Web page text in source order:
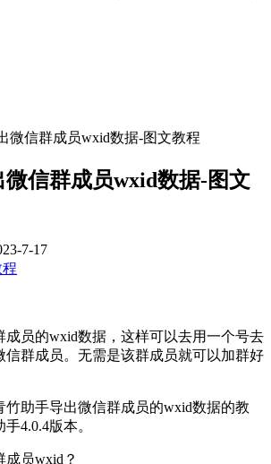
微信群成员wxid数据-图文教程
信群成员wxid数据-图文
7-17
成员的wxid数据，这样可以去用一个号去
信群成员。无需是该群成员就可以加群好
竹助手导出微信群成员的wxid数据的教
4.0.4版本。
成员wxid？